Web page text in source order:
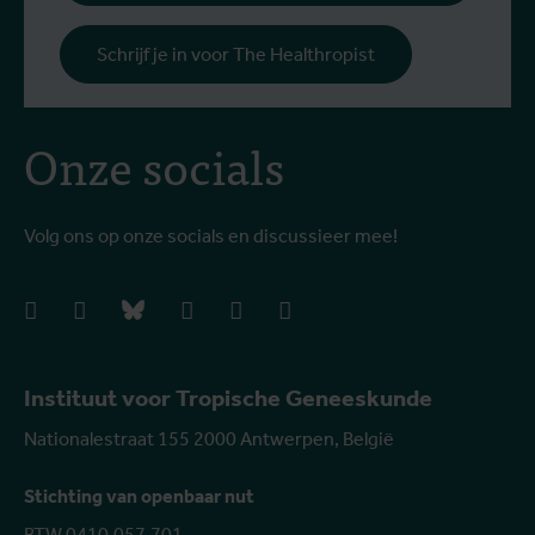
Instituut voor Tropische Geneeskunde
Nationalestraat 155 2000 Antwerpen, België
Stichting van openbaar nut
Onze socials
Volg ons op onze socials en discussieer mee!
facebookinstagrambluesky linkedIn youtube
Schrijf je in voor The Healthropist